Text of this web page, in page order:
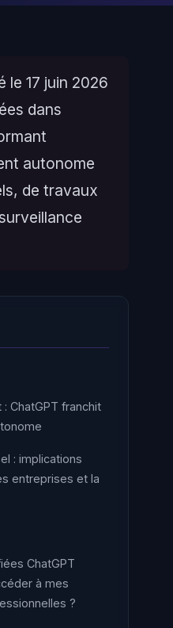
le 17 juin 2026
dans
autonome
de travaux
ChatGPT franchit
: implications
entreprises et la
ChatGPT
à mes
?